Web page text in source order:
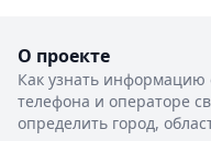
О проекте
Как узнать информацию
телефона и операторе
определить город,